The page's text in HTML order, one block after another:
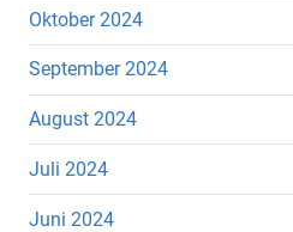
Oktober 2024
September 2024
August 2024
Juli 2024
Juni 2024